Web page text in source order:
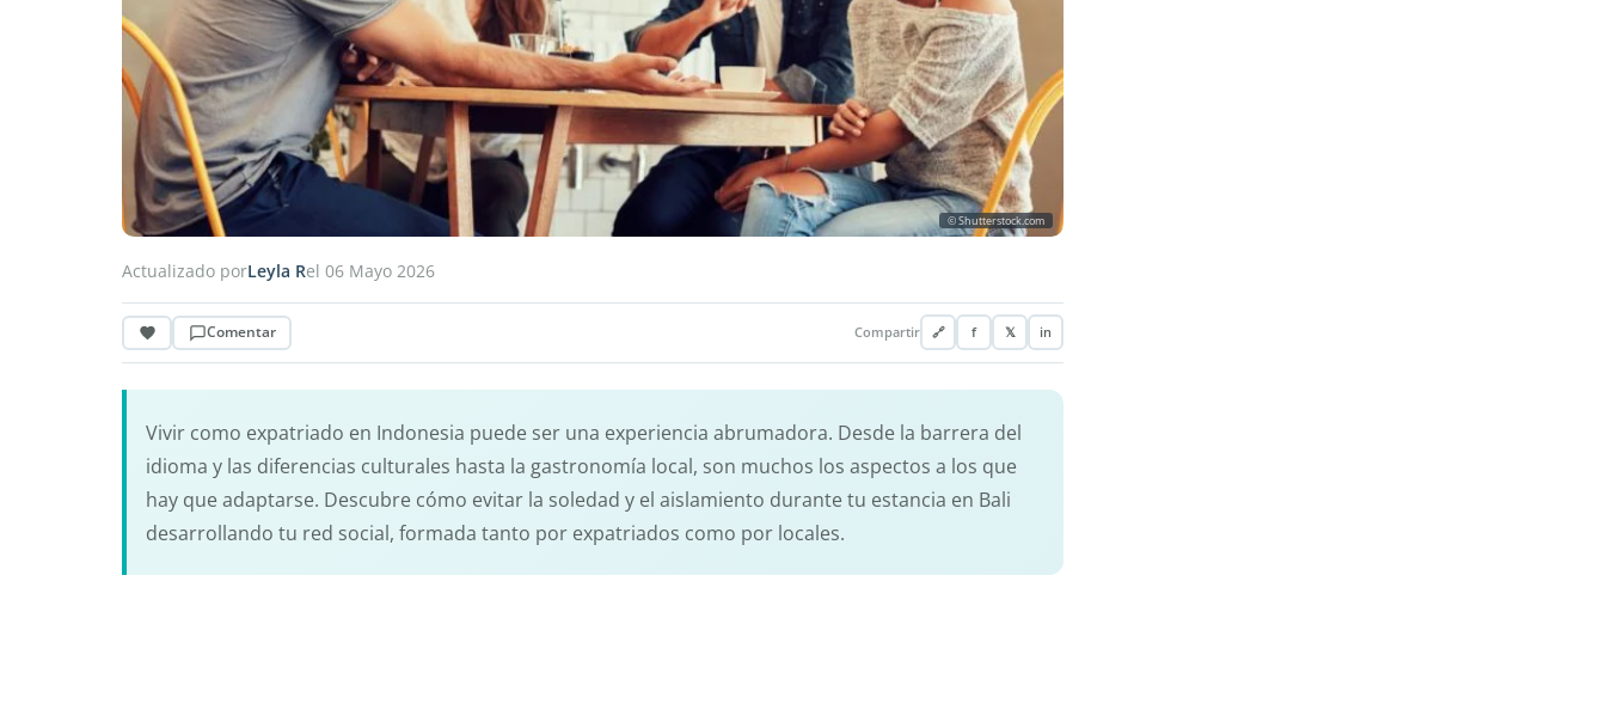
© Shutterstock.com
Actualizado porLeyla Rel 06 Mayo 2026
Comentar Compartir 🔗 f 𝕏 in
Vivir como expatriado en Indonesia puede ser una experiencia abrumadora. Desde la barrera del
idioma y las diferencias culturales hasta la gastronomía local, son muchos los aspectos a los que
hay que adaptarse. Descubre cómo evitar la soledad y el aislamiento durante tu estancia en Bali
desarrollando tu red social, formada tanto por expatriados como por locales.